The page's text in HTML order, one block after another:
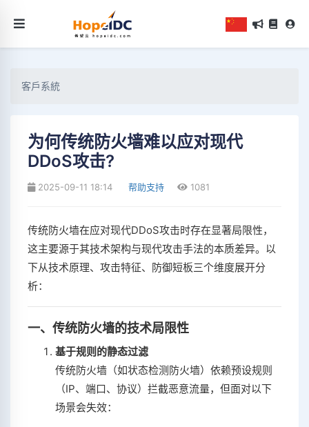
客戶系統
为何传统防火墙难以应对现代
DDoS攻击?
2025-09-11 18:14 帮助支持 1081
传统防火墙在应对现代DDoS攻击时存在显著局限性，
这主要源于其技术架构与现代攻击手法的本质差异。以
下从技术原理、攻击特征、防御短板三个维度展开分
析：
一、传统防火墙的技术局限性
基于规则的静态过滤
传统防火墙（如状态检测防火墙）依赖预设规则
（IP、端口、协议）拦截恶意流量，但面对以下
场景会失效：